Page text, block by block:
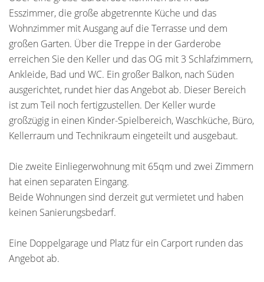
Esszimmer, die große abgetrennte Küche und das
Wohnzimmer mit Ausgang auf die Terrasse und dem
großen Garten. Über die Treppe in der Garderobe
erreichen Sie den Keller und das OG mit 3 Schlafzimmern,
Ankleide, Bad und WC. Ein großer Balkon, nach Süden
ausgerichtet, rundet hier das Angebot ab. Dieser Bereich
ist zum Teil noch fertigzustellen. Der Keller wurde
großzügig in einen Kinder-Spielbereich, Waschküche, Büro,
Kellerraum und Technikraum eingeteilt und ausgebaut.
Die zweite Einliegerwohnung mit 65qm und zwei Zimmern
hat einen separaten Eingang.
Beide Wohnungen sind derzeit gut vermietet und haben
keinen Sanierungsbedarf.
Eine Doppelgarage und Platz für ein Carport runden das
Angebot ab.